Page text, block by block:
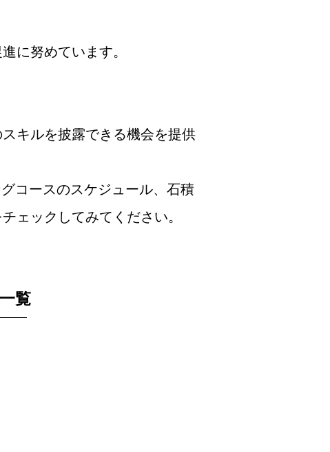
に努めています。
キルを披露できる機会を提供
コースのスケジュール、石積
ェックしてみてください。
覧